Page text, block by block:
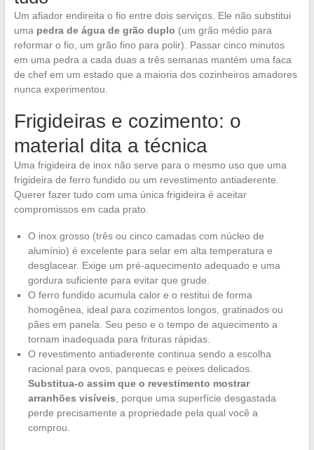
Um afiador endireita o fio entre dois serviços. Ele não substitui
uma pedra de água de grão duplo (um grão médio para
reformar o fio, um grão fino para polir). Passar cinco minutos
em uma pedra a cada duas a três semanas mantém uma faca
de chef em um estado que a maioria dos cozinheiros amadores
nunca experimentou.
Frigideiras e cozimento: o
material dita a técnica
Uma frigideira de inox não serve para o mesmo uso que uma
frigideira de ferro fundido ou um revestimento antiaderente.
Querer fazer tudo com uma única frigideira é aceitar
compromissos em cada prato.
O inox grosso (três ou cinco camadas com núcleo de
alumínio) é excelente para selar em alta temperatura e
desglacear. Exige um pré-aquecimento adequado e uma
gordura suficiente para evitar que grude.
O ferro fundido acumula calor e o restitui de forma
homogênea, ideal para cozimentos longos, gratinados ou
pães em panela. Seu peso e o tempo de aquecimento a
tornam inadequada para frituras rápidas.
O revestimento antiaderente continua sendo a escolha
racional para ovos, panquecas e peixes delicados.
Substitua-o assim que o revestimento mostrar
arranhões visíveis, porque uma superfície desgastada
perde precisamente a propriedade pela qual você a
comprou.